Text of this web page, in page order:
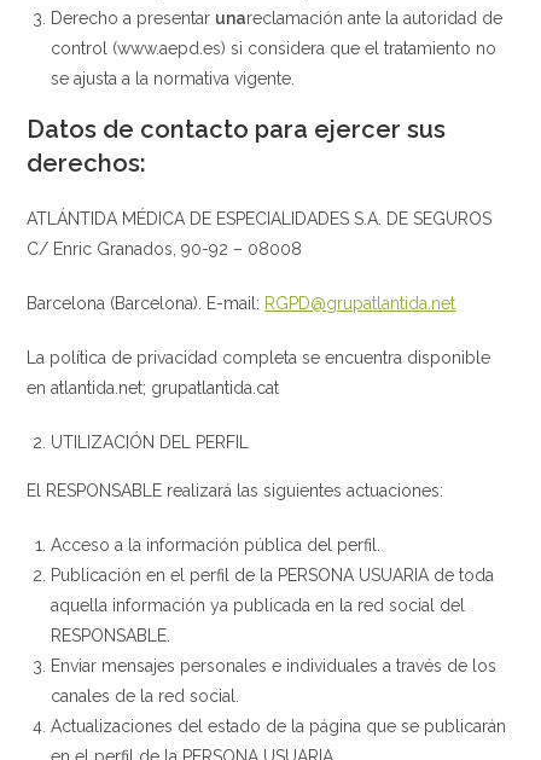
Derecho a presentar unareclamación ante la autoridad de
control (www.aepd.es) si considera que el tratamiento no
se ajusta a la normativa vigente.
Datos de contacto para ejercer sus
derechos:
ATLÁNTIDA MÉDICA DE ESPECIALIDADES S.A. DE SEGUROS
C/ Enric Granados, 90-92 – 08008
Barcelona (Barcelona). E-mail: RGPD@grupatlantida.net
La política de privacidad completa se encuentra disponible
en atlantida.net; grupatlantida.cat
UTILIZACIÓN DEL PERFIL
El RESPONSABLE realizará las siguientes actuaciones:
Acceso a la información pública del perfil.
Publicación en el perfil de la PERSONA USUARIA de toda
aquella información ya publicada en la red social del
RESPONSABLE.
Enviar mensajes personales e individuales a través de los
canales de la red social.
Actualizaciones del estado de la página que se publicarán